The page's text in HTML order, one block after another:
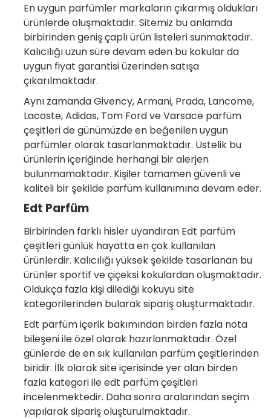
En uygun parfümler markaların çıkarmış oldukları
ürünlerde oluşmaktadır. Sitemiz bu anlamda
birbirinden geniş çaplı ürün listeleri sunmaktadır.
Kalıcılığı uzun süre devam eden bu kokular da
uygun fiyat garantisi üzerinden satışa
çıkarılmaktadır.
Aynı zamanda Givency, Armani, Prada, Lancome,
Lacoste, Adidas, Tom Ford ve Varsace parfüm
çeşitleri de günümüzde en beğenilen uygun
parfümler olarak tasarlanmaktadır. Üstelik bu
ürünlerin içeriğinde herhangi bir alerjen
bulunmamaktadır. Kişiler tamamen güvenli ve
kaliteli bir şekilde parfüm kullanımına devam eder.
Edt Parfüm
Birbirinden farklı hisler uyandıran Edt parfüm
çeşitleri günlük hayatta en çok kullanılan
ürünlerdir. Kalıcılığı yüksek şekilde tasarlanan bu
ürünler sportif ve çiçeksi kokulardan oluşmaktadır.
Oldukça fazla kişi dilediği kokuyu site
kategorilerinden bularak sipariş oluşturmaktadır.
Edt parfüm içerik bakımından birden fazla nota
bileşeni ile özel olarak hazırlanmaktadır. Özel
günlerde de en sık kullanılan parfüm çeşitlerinden
biridir. İlk olarak site içerisinde yer alan birden
fazla kategori ile edt parfüm çeşitleri
incelenmektedir. Daha sonra aralarından seçim
yapılarak sipariş oluşturulmaktadır.